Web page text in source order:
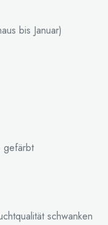
bis Januar)
gefärbt
schwanken